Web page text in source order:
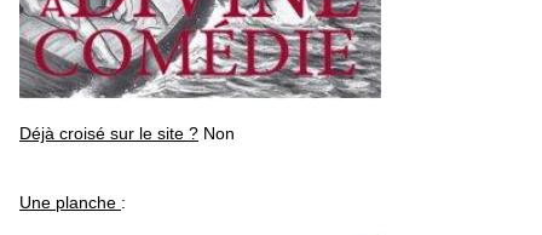
Déjà croisé sur le site ? Non
Une planche :